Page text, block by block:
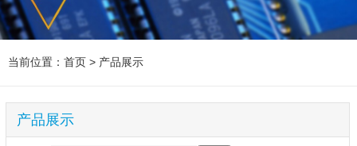
当前位置： 首页 > 产品展示
产品展示